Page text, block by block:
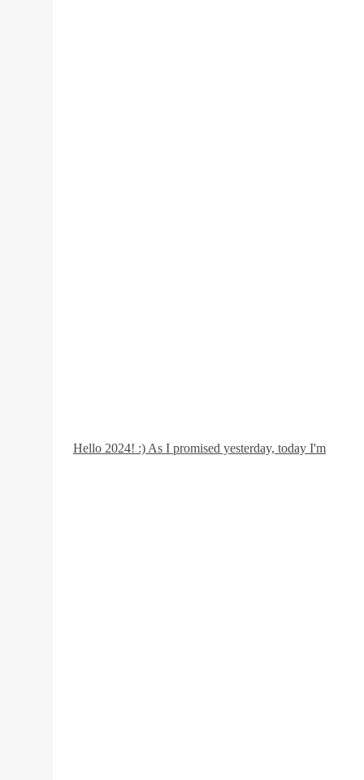
Hello 2024! :) As I promised yesterday, today I'm